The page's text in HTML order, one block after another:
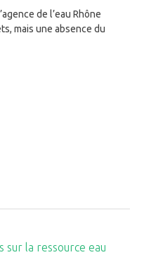
de l’eau Rhône
mais une absence du
sur la ressource eau